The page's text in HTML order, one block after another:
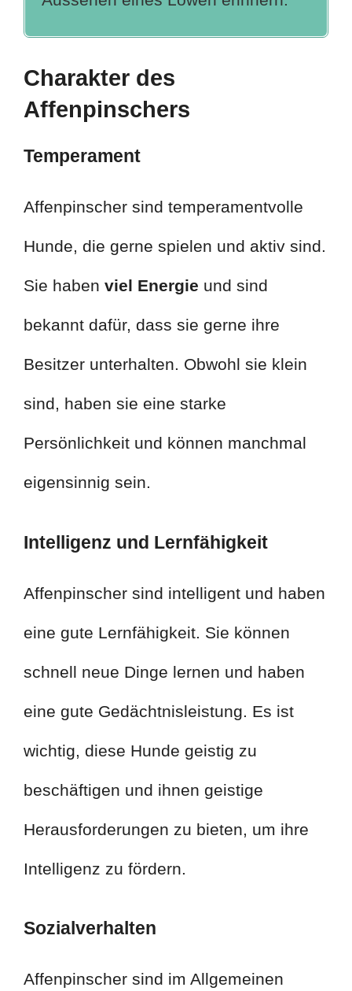
Charakter des
Affenpinschers
Temperament
Affenpinscher sind temperamentvolle
Hunde, die gerne spielen und aktiv sind.
Sie haben viel Energie und sind
bekannt dafür, dass sie gerne ihre
Besitzer unterhalten. Obwohl sie klein
sind, haben sie eine starke
Persönlichkeit und können manchmal
eigensinnig sein.
Intelligenz und Lernfähigkeit
Affenpinscher sind intelligent und haben
eine gute Lernfähigkeit. Sie können
schnell neue Dinge lernen und haben
eine gute Gedächtnisleistung. Es ist
wichtig, diese Hunde geistig zu
beschäftigen und ihnen geistige
Herausforderungen zu bieten, um ihre
Intelligenz zu fördern.
Sozialverhalten
Affenpinscher sind im Allgemeinen